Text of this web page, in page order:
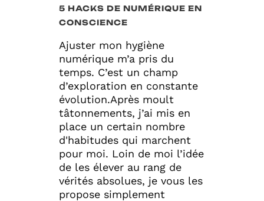
5 HACKS DE NUMÉRIQUE EN
CONSCIENCE
Ajuster mon hygiène
numérique m’a pris du
temps. C’est un champ
d’exploration en constante
évolution.Après moult
tâtonnements, j’ai mis en
place un certain nombre
d'habitudes qui marchent
pour moi. Loin de moi l’idée
de les élever au rang de
vérités absolues, je vous les
propose simplement